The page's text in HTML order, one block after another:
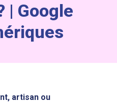
| Google
artisan ou